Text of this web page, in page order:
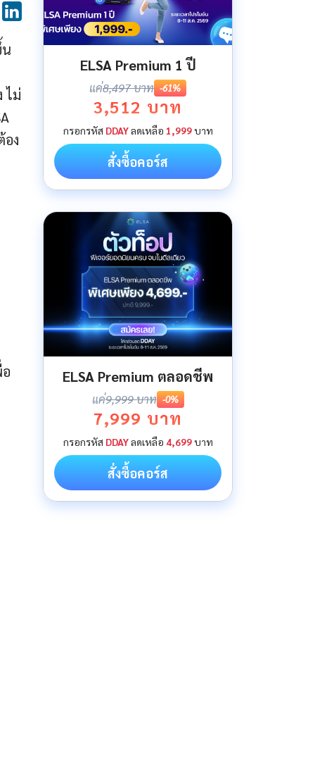
ไม่
ง
ELSA Premium 1 ปี
แค่8,497 บาท -61%
3,512 บาท
กรอกรหัส DDAYลดเหลือ 1,999บาท
สั่งซื้อคอร์ส
ELSA Premium ตลอดชีพ
แค่9,999 บาท -0%
7,999 บาท
กรอกรหัส DDAYลดเหลือ 4,699บาท
สั่งซื้อคอร์ส